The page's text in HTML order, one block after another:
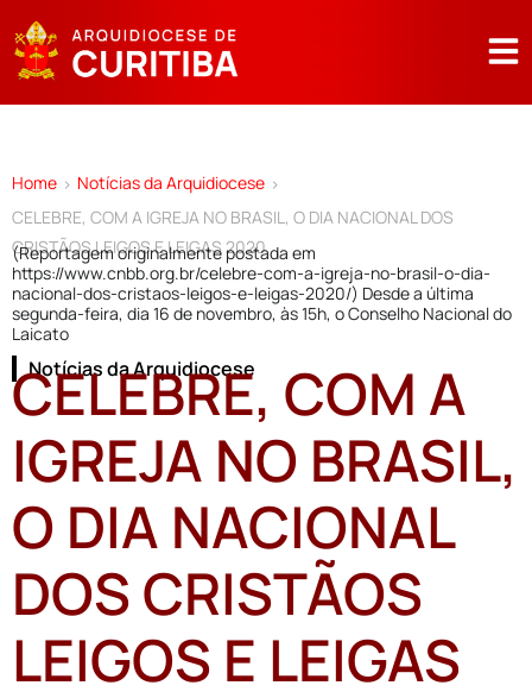
Home > Notícias da Arquidiocese >
CELEBRE, COM A IGREJA NO BRASIL, O DIA NACIONAL DOS
CRISTÃOS LEIGOS E LEIGAS 2020
(Reportagem originalmente postada em
https://www.cnbb.org.br/celebre-com-a-igreja-no-brasil-o-dia-
nacional-dos-cristaos-leigos-e-leigas-2020/) Desde a última
segunda-feira, dia 16 de novembro, às 15h, o Conselho Nacional do
Laicato
Notícias da Arquidiocese
CELEBRE, COM A
IGREJA NO BRASIL,
O DIA NACIONAL
DOS CRISTÃOS
LEIGOS E LEIGAS